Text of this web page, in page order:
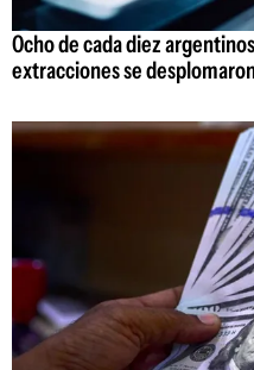
Ocho de cada diez
extracciones se